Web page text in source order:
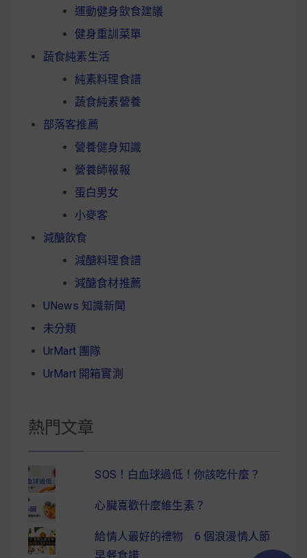
運動健身飲食建議
健身重訓菜單
蔬食純素生活
純素料理食譜
蔬食純素營養
部落客推薦
營養健身知識
營養師報報
蛋白男女
小麥客
減醣飲食
減醣料理食譜
減醣食材推薦
UNews 知識新聞
未分類
UrMart 團隊
UrMart 開箱實測
熱門文章
SOS！白血球過低！你該吃什麼？
心臟喜歡什麼維生素？
給情人最好的禮物 6 個浪漫情人節